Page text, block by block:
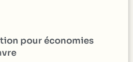
pour économies